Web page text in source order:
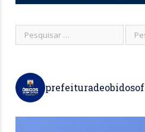
prefeituradeobidosof